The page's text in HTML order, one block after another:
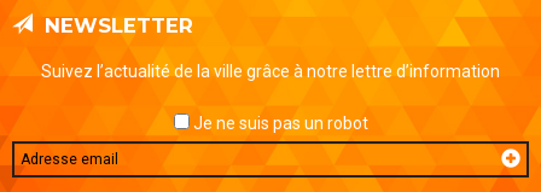
NEWSLETTER
Suivez l’actualité de la ville grâce à notre lettre d’information
Je ne suis pas un robot
Email